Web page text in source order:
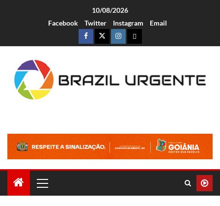
10/08/2026
Facebook
Twitter Instagram Email